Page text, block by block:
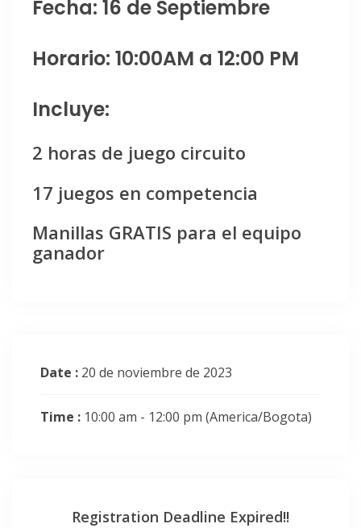
Fecha: 16 de Septiembre
Horario: 10:00AM a 12:00 PM
Incluye:
2 horas de juego circuito
17 juegos en competencia
Manillas GRATIS para el equipo
ganador
Date : 20 de noviembre de 2023
Time : 10:00 am - 12:00 pm (America/Bogota)
Registration Deadline Expired!!